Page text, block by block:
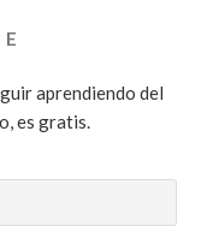
aprendiendo del
es gratis.